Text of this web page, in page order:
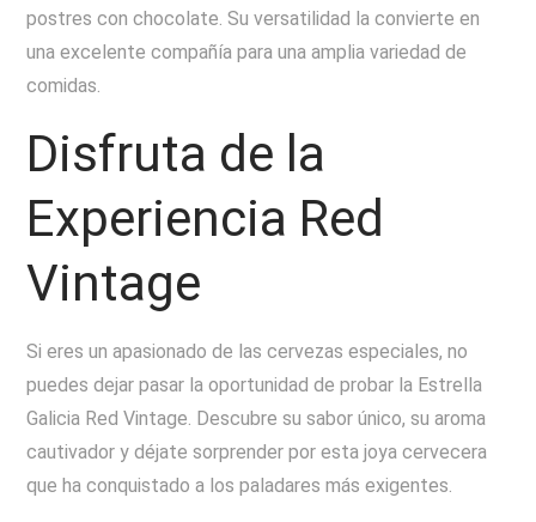
postres con chocolate. Su versatilidad la convierte en
una excelente compañía para una amplia variedad de
comidas.
Disfruta de la
Experiencia Red
Vintage
Si eres un apasionado de las cervezas especiales, no
puedes dejar pasar la oportunidad de probar la Estrella
Galicia Red Vintage. Descubre su sabor único, su aroma
cautivador y déjate sorprender por esta joya cervecera
que ha conquistado a los paladares más exigentes.